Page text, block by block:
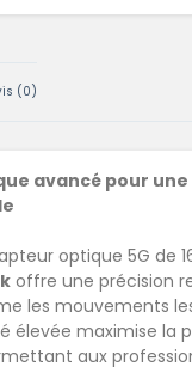
(0)
avancé pour
optique 5G de
offre une précision
les mouvements
élevée maximise la
aux